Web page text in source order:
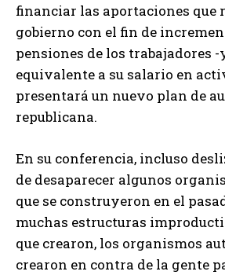
financiar las aportaciones que
gobierno con el fin de
pensiones de los trabajadores
equivalente a su salario en
presentará un nuevo plan de
republicana.
En su conferencia, incluso
de desaparecer algunos
que se construyeron en el
muchas estructuras
que crearon, los organismos
crearon en contra de la gente